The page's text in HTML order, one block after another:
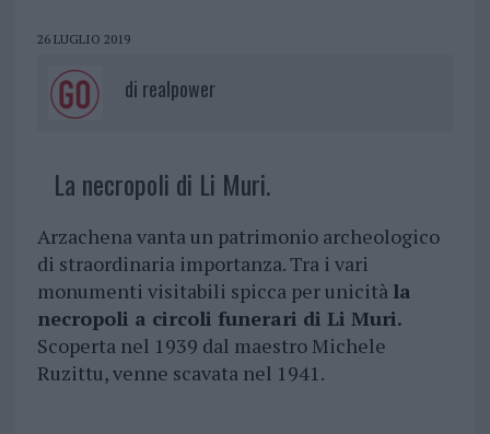
26 LUGLIO 2019
di realpower
La necropoli di Li Muri.
Arzachena vanta un patrimonio archeologico
di straordinaria importanza. Tra i vari
monumenti visitabili spicca per unicità la
necropoli a circoli funerari di Li Muri.
Scoperta nel 1939 dal maestro Michele
Ruzittu, venne scavata nel 1941.